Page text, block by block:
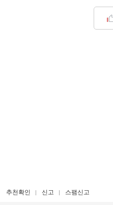
추천확인 신고 스팸신고